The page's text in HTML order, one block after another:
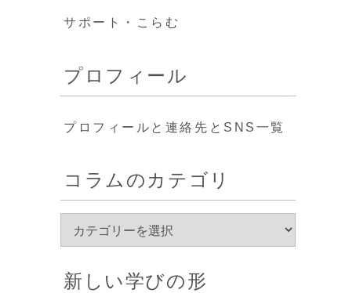
サポート・こらむ
プロフィール
プロフィールと連絡先とSNS一覧
コラムのカテゴリ
新しい学びの形